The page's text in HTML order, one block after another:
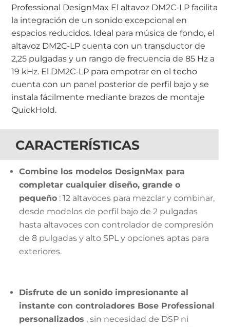
Professional DesignMax El altavoz DM2C-LP facilita
la integración de un sonido excepcional en
espacios reducidos. Ideal para música de fondo, el
altavoz DM2C-LP cuenta con un transductor de
2,25 pulgadas y un rango de frecuencia de 85 Hz a
19 kHz. El DM2C-LP para empotrar en el techo
cuenta con un panel posterior de perfil bajo y se
instala fácilmente mediante brazos de montaje
QuickHold.
CARACTERÍSTICAS
Combine los modelos DesignMax para
completar cualquier diseño, grande o
pequeño : 12 altavoces para mezclar y combinar,
desde modelos de perfil bajo de 2 pulgadas
hasta altavoces con controlador de compresión
de 8 pulgadas y alto SPL y opciones aptas para
exteriores.
Disfrute de un sonido impresionante al
instante con controladores Bose Professional
personalizados , sin necesidad de DSP ni